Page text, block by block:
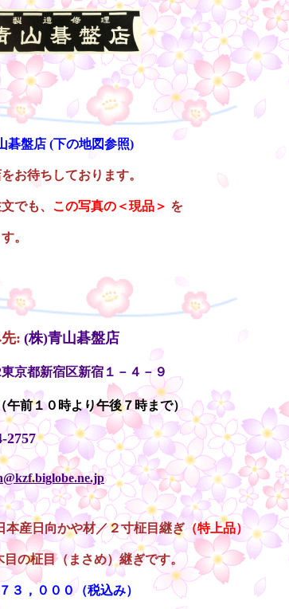
碁盤店 (下の地図参照)
お待ちしております。
でも、 この写真の＜現品＞ を
。
: (株)青山碁盤店
東京都新宿区新宿１－４－９
午前１０時より午後７時まで）
2757
本産日向かや材／２寸柾目継ぎ（特上品）
の柾目（まさめ）継ぎです。
３，０００（税込み）